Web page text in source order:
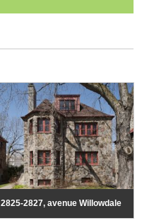
2825-2827, avenue Willowdale